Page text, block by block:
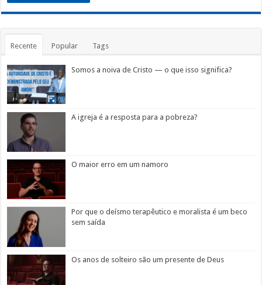
Recente Popular Tags
Somos a noiva de Cristo — o que isso significa?
A igreja é a resposta para a pobreza?
O maior erro em um namoro
Por que o deísmo terapêutico e moralista é um beco
sem saída
Os anos de solteiro são um presente de Deus